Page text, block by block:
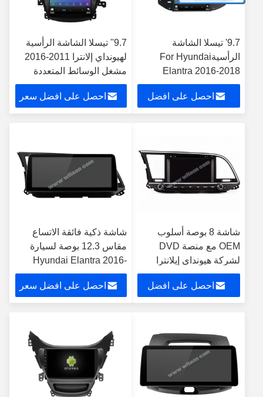
9.7' تيسلا الشاشة
الرأسيةFor Hyundai
Elantra 2016-2018
Android Car Multimedia
Playerاحصل على افضل
9.7'' تيسلا الشاشة الرأسية
لهيونداي إلانترا 2011-2016
مشغل الوسائط المتعددة
للسيارات الاندرويد
احصل على افضل سعر
شاشة 8 بوصة أسلوب
OEM مع منصة DVD
لشركة هيونداي إيلانترا
2016-2018 أندرويد ستيريو
السيارةاحصل على افضل
شاشة ذكية فائقة الاتساع
مقاس 12.3 بوصة لسيارة
Hyundai Elantra 2016-
2018 مشغل ستريو للسيارة
احصل على افضل سعر